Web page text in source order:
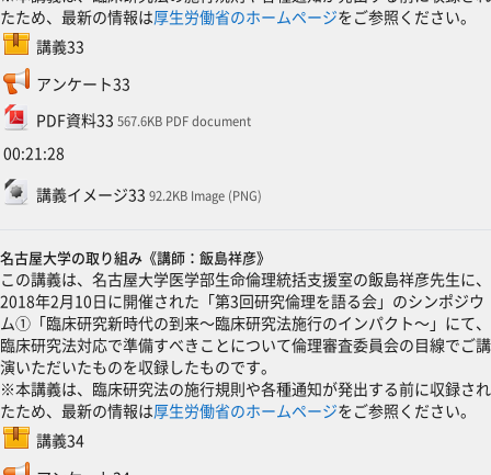
たため、最新の情報は厚生労働省のホームページをご参照ください。
講義33
SCORMパッケージ
アンケート33フィードバック
PDF資料33
ファイル567.6KB PDF document
00:21:28
講義イメージ33ファイル92.2KB Image (PNG)
名古屋大学の取り組み《講師：飯島祥彦》
この講義は、名古屋大学医学部生命倫理統括支援室の飯島祥彦先生に、
2018年2月10日に開催された「第3回研究倫理を語る会」のシンポジウ
ム①「臨床研究新時代の到来～臨床研究法施行のインパクト～」にて、
臨床研究法対応で準備すべきことについて倫理審査委員会の目線でご講
演いただいたものを収録したものです。
※本講義は、臨床研究法の施行規則や各種通知が発出する前に収録され
たため、最新の情報は厚生労働省のホームページをご参照ください。
講義34
SCORMパッケージ